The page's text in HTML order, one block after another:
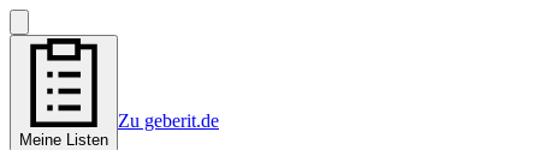
Meine Listen
Zu geberit.de